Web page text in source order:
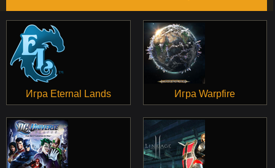
Игра Eternal Lands Игра Warpfire